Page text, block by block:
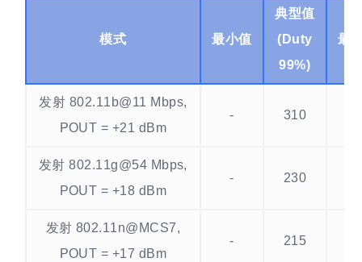
模式 最小值
典型值
(Duty
99%)
最
发射 802.11b@11 Mbps,
POUT = +21 dBm
- 310
发射 802.11g@54 Mbps,
POUT = +18 dBm
- 230
发射 802.11n@MCS7,
POUT = +17 dBm
- 215